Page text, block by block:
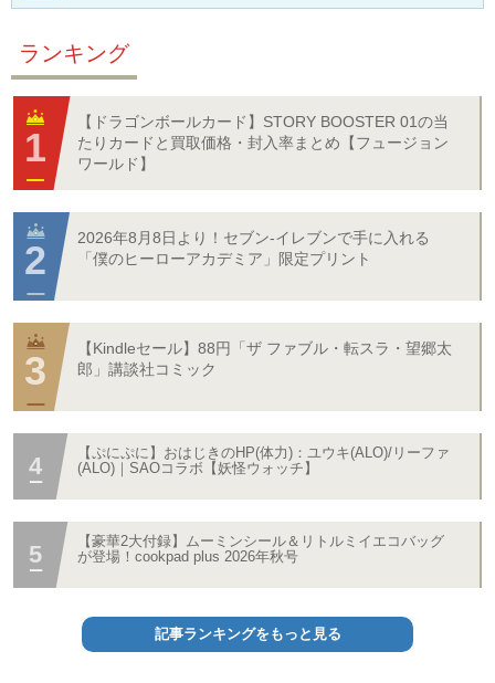
ランキング
【ドラゴンボールカード】STORY BOOSTER 01の当
たりカードと買取価格・封入率まとめ【フュージョン
ワールド】
2026年8月8日より！セブン‐イレブンで手に入れる
「僕のヒーローアカデミア」限定プリント
【Kindleセール】88円「ザ ファブル・転スラ・望郷太
郎」講談社コミック
【ぷにぷに】おはじきのHP(体力)：ユウキ(ALO)/リーファ
(ALO)｜SAOコラボ【妖怪ウォッチ】
【豪華2大付録】ムーミンシール＆リトルミイエコバッグ
が登場！cookpad plus 2026年秋号
記事ランキングをもっと見る